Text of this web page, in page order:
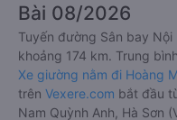
Bài 08/2026
Tuyến đường Sân bay
khoảng 174 km. Trung
Xe giường nằm đi Hoàng
trên Vexere.com bắt đầu
Nam Quỳnh Anh, Hà Sơn